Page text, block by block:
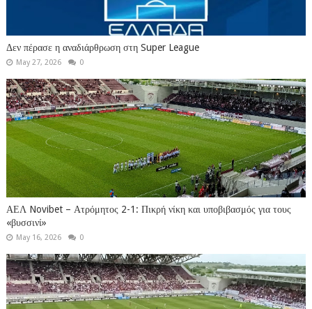
Δεν πέρασε η αναδιάρθρωση στη Super League
May 27, 2026 0
ΑΕΛ Novibet – Ατρόμητος 2-1: Πικρή νίκη και υποβιβασμός για τους
«βυσσινί»
May 16, 2026 0